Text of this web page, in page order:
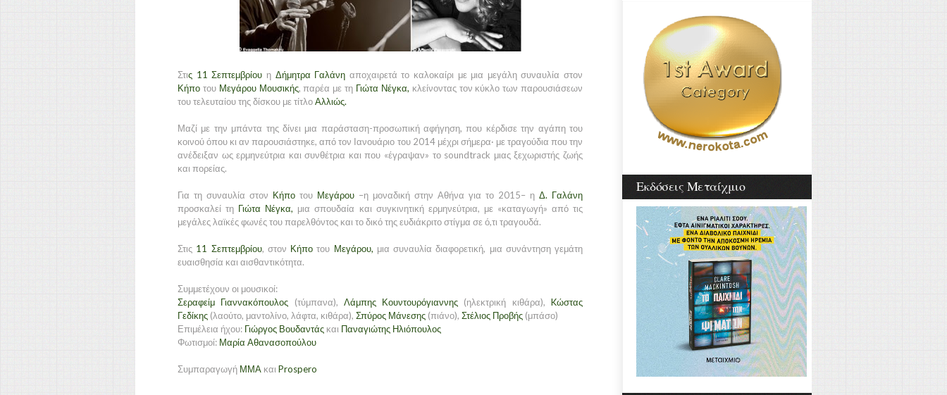
Στις 11 Σεπτεμβρίου η Δήμητρα Γαλάνη αποχαιρετά το καλοκαίρι με μια μεγάλη συναυλία στον
Κήπο του Μεγάρου Μουσικής, παρέα με τη Γιώτα Νέγκα, κλείνοντας τον κύκλο των παρουσιάσεων
του τελευταίου της δίσκου με τίτλοΑλλιώς.
Μαζί με την μπάντα της δίνει μια παράσταση-προσωπική αφήγηση, που κέρδισε την αγάπη του
κοινού όπου κι αν παρουσιάστηκε, από τον Ιανουάριο του 2014 μέχρι σήμερα· με τραγούδια που την
ανέδειξαν ως ερμηνεύτρια και συνθέτρια και που «έγραψαν» το soundtrack μιας ξεχωριστής ζωής
και πορείας.
Για τη συναυλία στον Κήπο του Μεγάρου –η μοναδική στην Αθήνα για το 2015– η Δ. Γαλάνη
προσκαλεί τη Γιώτα Νέγκα, μια σπουδαία και συγκινητική ερμηνεύτρια, με «καταγωγή» από τις
μεγάλες λαϊκές φωνές του παρελθόντος και το δικό της ευδιάκριτο στίγμα σε ό,τι τραγουδά.
Στις 11 Σεπτεμβρίου, στον Κήπο του Μεγάρου, μια συναυλία διαφορετική, μια συνάντηση γεμάτη
ευαισθησία και αισθαντικότητα.
Συμμετέχουν οι μουσικοί:
Σεραφείμ Γιαννακόπουλος
(τύμπανα), Λάμπης Κουντουρόγιαννης (ηλεκτρική κιθάρα), Kώστας
Γεδίκης (λαούτο, μαντολίνο, λάφτα, κιθάρα), Σπύρος Μάνεσης (πιάνο), Στέλιος Προβής (μπάσο)
Επιμέλεια ήχου: Γιώργος Βουδαντάς και Παναγιώτης Ηλιόπουλος
Φωτισμοί: Μαρία Αθανασοπούλου
Συμπαραγωγή ΜΜΑ και Prospero
Εκδόσεις Μεταίχμιο